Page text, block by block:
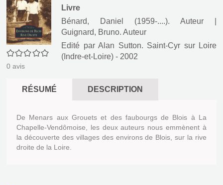
0/5
0 avis
Livre
Bénard, Daniel (1959-....). Auteur
Guignard, Bruno. Auteur
Edité par Alan Sutton. Saint-Cyr sur Loire
(Indre-et-Loire) - 2002
RÉSUMÉ DESCRIPTION
De Menars aux Grouets et des faubourgs de Blois à La
Chapelle-Vendômoise, les deux auteurs nous emmènent à
la découverte des villages des environs de Blois, sur la rive
droite de la Loire.